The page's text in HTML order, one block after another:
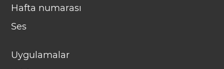
Hafta numarası
Ses
Uygulamalar